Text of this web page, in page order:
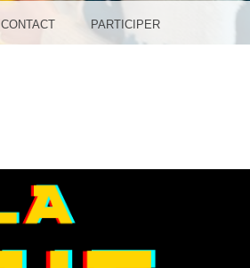
CONTACT PARTICIPER